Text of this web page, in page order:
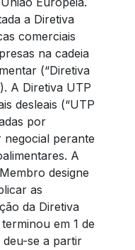
a Diretiva
comerciais
na cadeia
(“Diretiva
A Diretiva UTP
desleais (“UTP
por
perante
A
designe
as
da Diretiva
em 1 de
deu-se a partir